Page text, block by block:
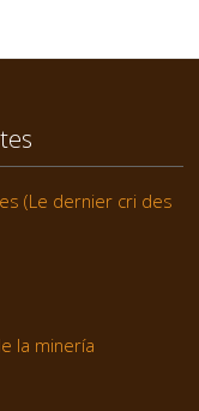
(Le dernier cri des
la minería